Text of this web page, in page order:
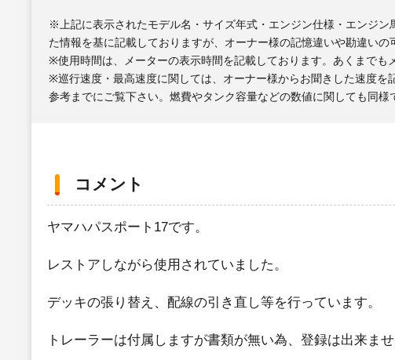
※上記に表示されたモデル名・サイズ年式・エンジン仕様・エンジ
た情報を基に記載しておりますが、オーナー様の記憶違いや勘違い
※使用時間は、メーターの表示時間を記載しております。あくまでも
※巡行速度・最高速度に関しては、オーナー様からお聞きした速度
参考までにご覧下さい。燃費やタンク容量などの数値に関しても同様
コメント
ヤマハパスポート17です。
レストアしながら使用されていました。
デッキの張り替え、配線の引き直し等を行っています。
トレーラーは付属しますが書類が無い為、登録は出来ませ